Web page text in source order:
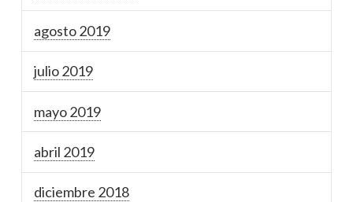
agosto 2019
julio 2019
mayo 2019
abril 2019
diciembre 2018